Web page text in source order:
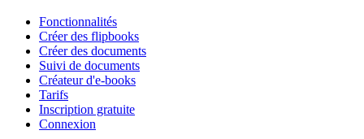
Fonctionnalités
Créer des flipbooks
Créer des documents
Suivi de documents
Créateur d'e-books
Tarifs
Inscription gratuite
Connexion